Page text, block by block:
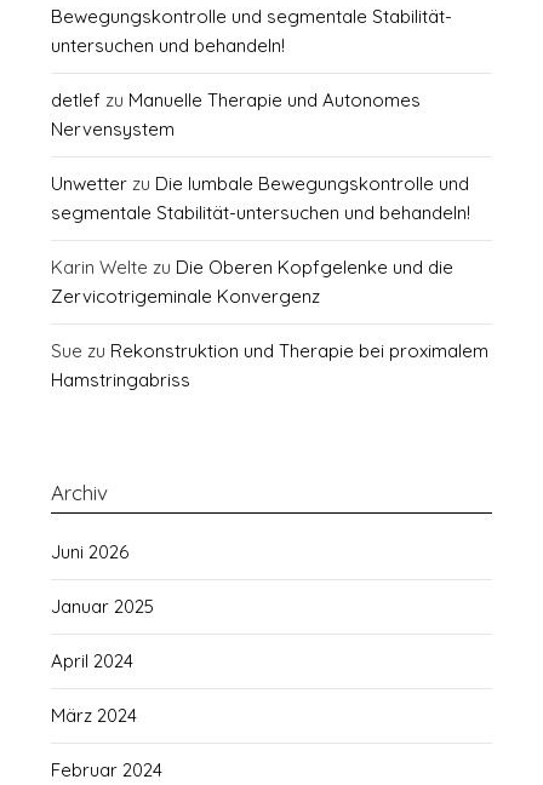
Bewegungskontrolle und segmentale Stabilität-
untersuchen und behandeln!
detlef zu Manuelle Therapie und Autonomes
Nervensystem
Unwetter zu Die lumbale Bewegungskontrolle und
segmentale Stabilität-untersuchen und behandeln!
Karin Welte zu Die Oberen Kopfgelenke und die
Zervicotrigeminale Konvergenz
Sue zu Rekonstruktion und Therapie bei proximalem
Hamstringabriss
Archiv
Juni 2026
Januar 2025
April 2024
März 2024
Februar 2024